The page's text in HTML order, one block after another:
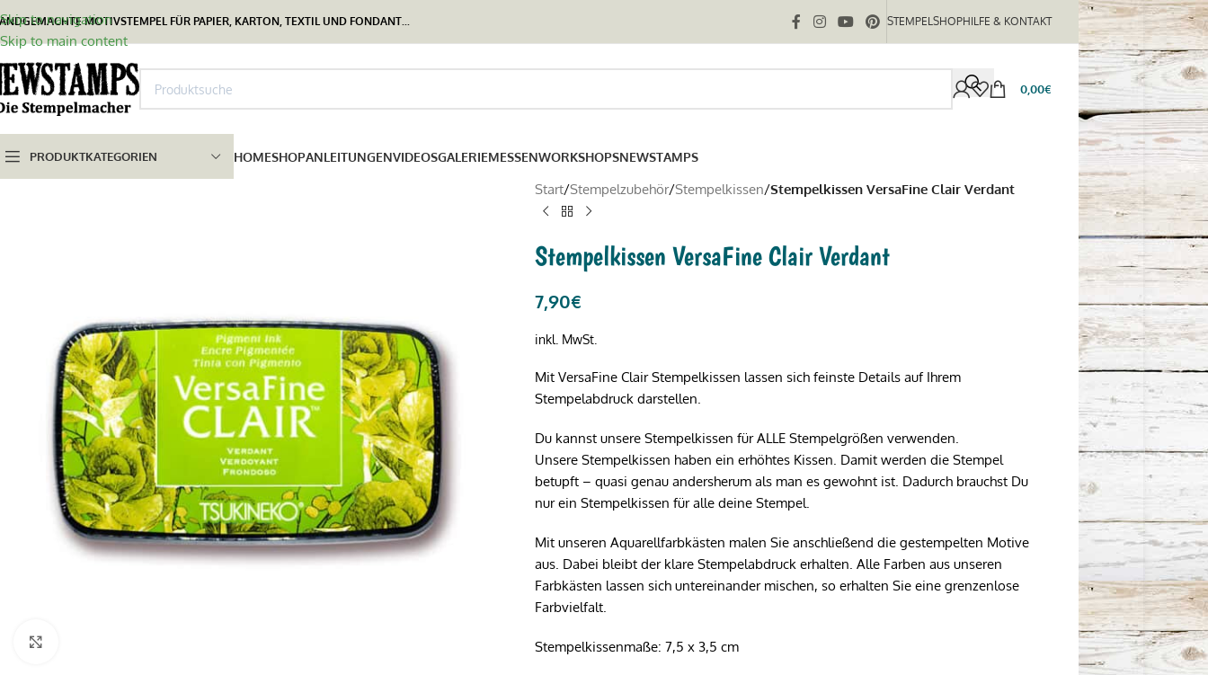
Skip to navigation
Skip to main content
MOTIVSTEMPEL FÜR PAPIER, KARTON, TEXTIL UND FONDANT... STEMPELSHOPHILFE & KONTAKT
0,00€
PRODUKTKATEGORIEN HOMESHOPANLEITUNGENVIDEOSGALERIEMESSENWORKSHOPSNEWSTAMPS
Start/Stempelzubehör/Stempelkissen/Stempelkissen VersaFine Clair Verdant
Stempelkissen VersaFine Clair Verdant
7,90€
inkl. MwSt.
Mit VersaFine Clair Stempelkissen lassen sich feinste Details auf Ihrem
Stempelabdruck darstellen.
Du kannst unsere Stempelkissen für ALLE Stempelgrößen verwenden.
Unsere Stempelkissen haben ein erhöhtes Kissen. Damit werden die Stempel
betupft – quasi genau andersherum als man es gewohnt ist. Dadurch brauchst Du
nur ein Stempelkissen für alle deine Stempel.
Mit unseren Aquarellfarbkästen malen Sie anschließend die gestempelten Motive
aus. Dabei bleibt der klare Stempelabdruck erhalten. Alle Farben aus unseren
Farbkästen lassen sich untereinander mischen, so erhalten Sie eine grenzenlose
Farbvielfalt.
Stempelkissenmaße: 7,5 x 3,5 cm